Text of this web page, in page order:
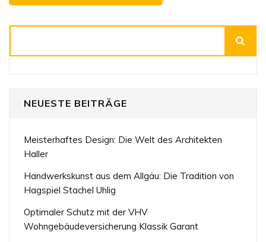
NEUESTE BEITRÄGE
Meisterhaftes Design: Die Welt des Architekten
Haller
Handwerkskunst aus dem Allgäu: Die Tradition von
Hagspiel Stachel Uhlig
Optimaler Schutz mit der VHV
Wohngebäudeversicherung Klassik Garant